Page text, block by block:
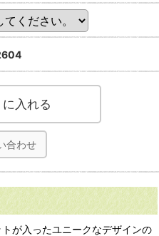
入れる
合わせ
が入ったユニークなデザインの